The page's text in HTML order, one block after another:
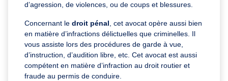
d’agression, de violences, ou de coups et blessures.
Concernant le droit pénal, cet avocat opère aussi bien
en matière d’infractions délictuelles que criminelles. Il
vous assiste lors des procédures de garde à vue,
d’instruction, d’audition libre, etc. Cet avocat est aussi
compétent en matière d’infraction au droit routier et
fraude au permis de conduire.